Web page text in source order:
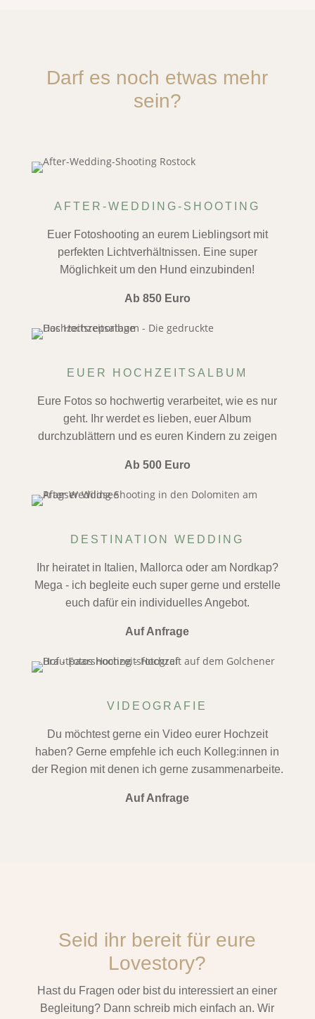
Darf es noch etwas mehr
sein?
AFTER-WEDDING-SHOOTING
Euer Fotoshooting an eurem Lieblingsort mit
perfekten Lichtverhältnissen. Eine super
Möglichkeit um den Hund einzubinden!
Ab 850 Euro
EUER HOCHZEITSALBUM
Eure Fotos so hochwertig verarbeitet, wie es nur
geht. Ihr werdet es lieben, euer Album
durchzublättern und es euren Kindern zu zeigen
Ab 500 Euro
DESTINATION WEDDING
Ihr heiratet in Italien, Mallorca oder am Nordkap?
Mega - ich begleite euch super gerne und erstelle
euch dafür ein individuelles Angebot.
Auf Anfrage
VIDEOGRAFIE
Du möchtest gerne ein Video eurer Hochzeit
haben? Gerne empfehle ich euch Kolleg:innen in
der Region mit denen ich gerne zusammenarbeite.
Auf Anfrage
Seid ihr bereit für eure
Lovestory?
Hast du Fragen oder bist du interessiert an einer
Begleitung? Dann schreib mich einfach an. Wir